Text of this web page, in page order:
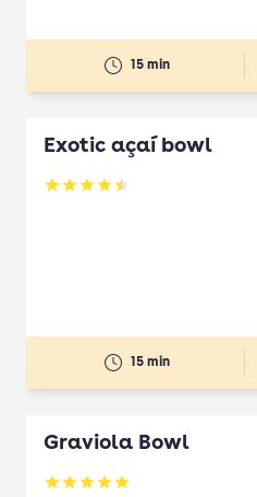
15 min
Exotic açaí bowl
Betyg: 4.5 av 5
15 min
Graviola Bowl
Betyg: 5 av 5